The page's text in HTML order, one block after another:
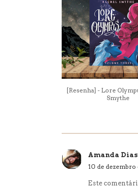
[Resenha] - Lore
Smythe
Amanda
10 de dezembro
Este